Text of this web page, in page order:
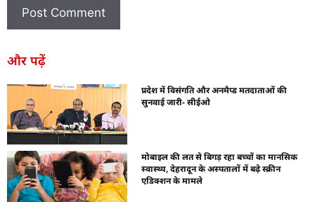
और पढ़ें
प्रदेश में विसंगति और अनमैप्ड मतदाताओं की
सुनवाई जारी- सीईओ
मोबाइल की लत से बिगड़ रहा बच्चों का मानसिक
स्वास्थ्य, देहरादून के अस्पतालों में बढ़े स्क्रीन
एडिक्शन के मामले